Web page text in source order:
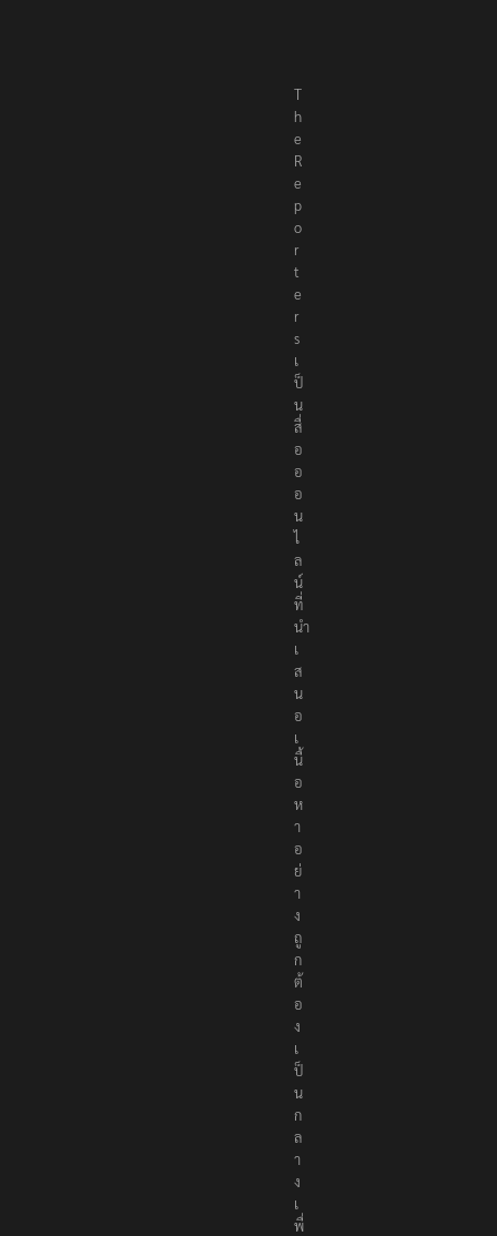
T
h
e
R
e
p
o
r
t
e
r
s
เ
ป็
น
สื่
อ
อ
อ
น
ไ
ล
น์
ที่
นำ
เ
ส
น
อ
เ
นื้
อ
ห
า
อ
ย่
า
ง
ถู
ก
ต้
อ
ง
เ
ป็
น
ก
ล
า
ง
เ